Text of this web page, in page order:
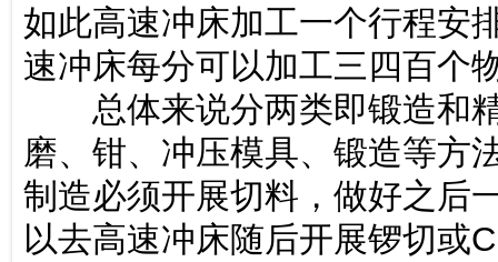
如此高速冲床加工一个行程安
速冲床每分可以加工三四百个
总体来说分两类即锻造和
磨、钳、冲压模具、锻造等方
制造必须开展切料，做好之后
以去高速冲床随后开展锣切或